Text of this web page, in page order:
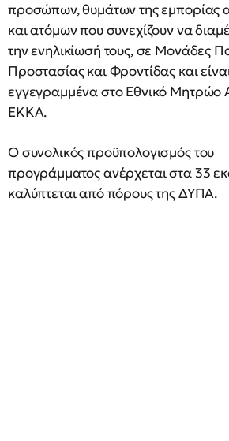
προσώπων, θυμάτων της εμπορίας
και ατόμων που συνεχίζουν να
την ενηλικίωσή τους, σε Μονάδες
Προστασίας και Φροντίδας και
εγγεγραμμένα στο Εθνικό Μητρώο
ΕΚΚΑ.
Ο συνολικός προϋπολογισμός του
προγράμματος ανέρχεται στα 33
καλύπτεται από πόρους της ΔΥΠΑ.